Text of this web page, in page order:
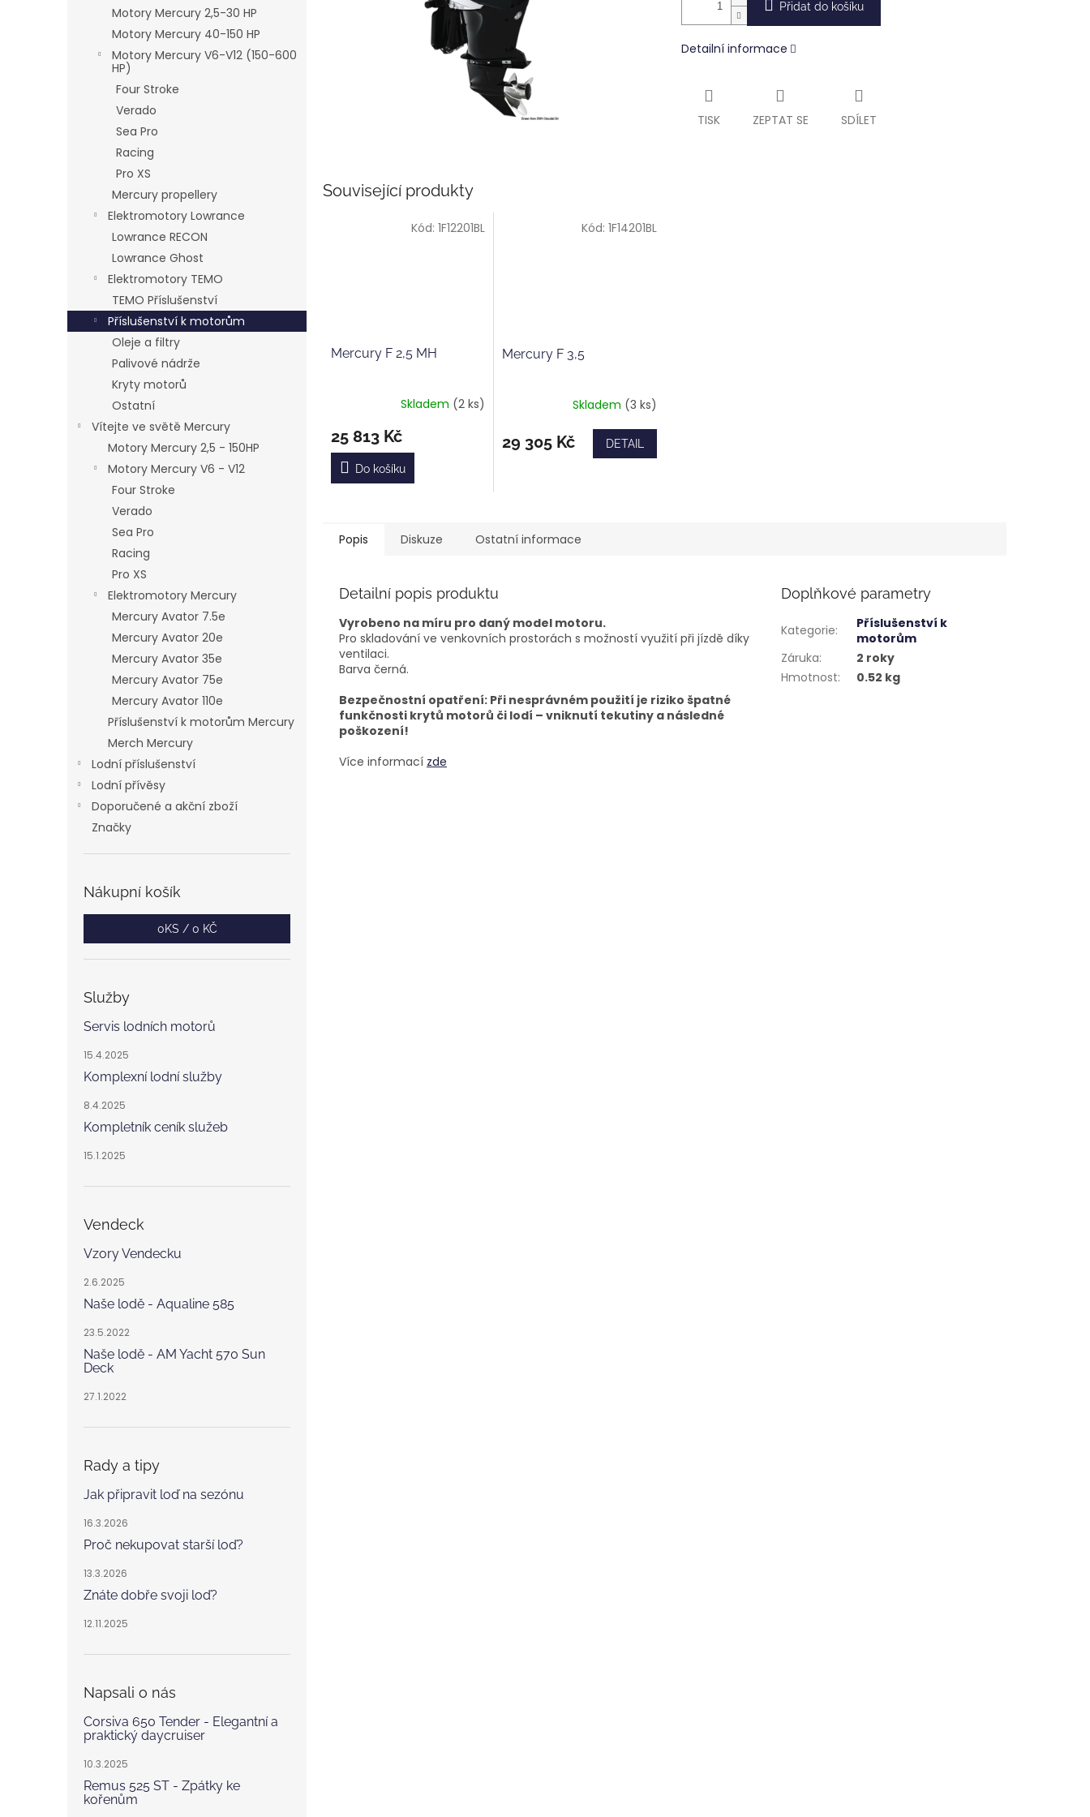
Motory Mercury 2,5-30 HP
Motory Mercury 40-150 HP
Motory Mercury V6-V12 (150-600
HP)
Four Stroke
Verado
Sea Pro
Racing
Pro XS
Mercury propellery
Elektromotory Lowrance
Lowrance RECON
Lowrance Ghost
Elektromotory TEMO
TEMO Příslušenství
Příslušenství k motorům
Oleje a filtry
Palivové nádrže
Kryty motorů
Ostatní
Vítejte ve světě Mercury
Motory Mercury 2,5 - 150HP
Motory Mercury V6 - V12
Four Stroke
Verado
Sea Pro
Racing
Pro XS
Elektromotory Mercury
Mercury Avator 7.5e
Mercury Avator 20e
Mercury Avator 35e
Mercury Avator 75e
Mercury Avator 110e
Příslušenství k motorům Mercury
Merch Mercury
Lodní příslušenství
Lodní přívěsy
Doporučené a akční zboží
Značky
Nákupní košík
0KS / 0 KČ
Služby
Servis lodních motorů
15.4.2025
Komplexní lodní služby
8.4.2025
Kompletník ceník služeb
15.1.2025
Vendeck
Vzory Vendecku
2.6.2025
Naše lodě - Aqualine 585
23.5.2022
Naše lodě - AM Yacht 570 Sun
Deck
27.1.2022
Rady a tipy
Jak připravit loď na sezónu
16.3.2026
Proč nekupovat starší loď?
13.3.2026
Znáte dobře svoji loď?
12.11.2025
Napsali o nás
Corsiva 650 Tender - Elegantní a
praktický daycruiser
10.3.2025
Remus 525 ST - Zpátky ke
kořenům
Přidat do košíku
Detailní informace
TISK ZEPTAT SE SDÍLET
Související produkty
Mercury F 2,5 MH
produktu
je
5,0
z
Skladem (2 ks)
25 813 Kč
Do košíku
Kód: 1F12201BL
Mercury F 3,5
produktu
je
Skladem (3 ks)
29 305 Kč DETAIL
Kód: 1F14201BL
Popis Diskuze Ostatní informace
Detailní popis produktu
Vyrobeno na míru pro daný model motoru.
Pro skladování ve venkovních prostorách s možností využití při jízdě díky
ventilaci.
Barva černá.
Bezpečnostní opatření: Při nesprávném použití je riziko špatné
funkčnosti krytů motorů či lodí – vniknutí tekutiny a následné
poškození!
Více informací zde
Doplňkové parametry
Kategorie:
Příslušenství k
motorům
Záruka:
2 roky
Hmotnost: 0.52 kg